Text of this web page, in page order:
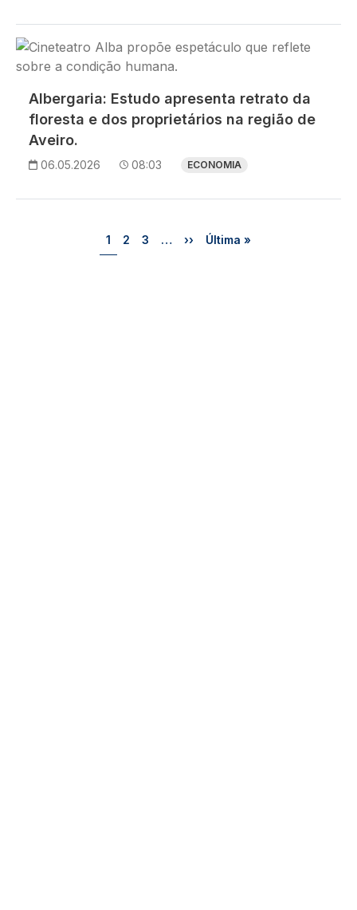
Imagem
Albergaria: Estudo apresenta retrato da
floresta e dos proprietários na região de
Aveiro.
06.05.2026 08:03 ECONOMIA
Página
1 Página
2 Página
3 … Próxima página
›› Última página
Última »